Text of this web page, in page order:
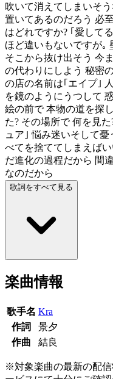
吹いて消えてしまいそ
置いてあるのだろう 必
はどれですか? ｢愛して
ほど違いもないですが｡
そこから抜け出そう 今
の代わりにしよう 秘密
の店の名前は｢エイプ｣
を鏡のようにうつして
絵の前で 本物の道を探
た? その場所で 何を見
ュア｣ 悩み迷いそして
べてを捨ててしまえば
だ進化の過程だから 間
なのだから
歌詞をすべて見る
楽曲情報
歌手名 Kra
作詞
景夕
作曲
結良
※対象楽曲の最新の配